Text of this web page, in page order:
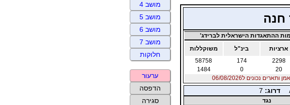
חנה
ההתאגדות הישראלית לברידג'
ארציות בינ"ל
משוקללות
2298
174
58758
20
0
1484
ותארים נכונים ל06/08/2026
דרוג: 7
נגד
מושב 4
מושב 5
מושב 6
מושב 7
חלוקות
ערעור
הדפסה
סגירה